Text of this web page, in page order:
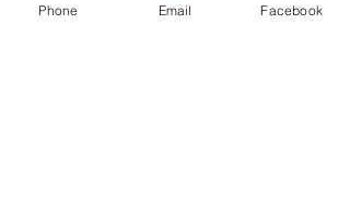
Phone Email Facebook